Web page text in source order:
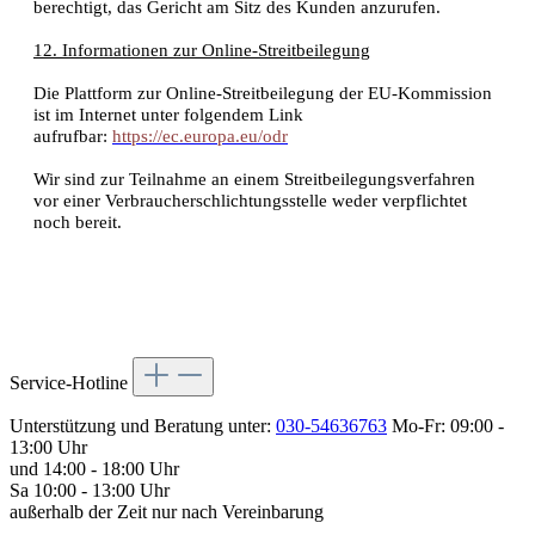
berechtigt, das Gericht am Sitz des Kunden anzurufen.
12. Informationen zur Online-Streitbeilegung
Die Plattform zur Online-Streitbeilegung der EU-Kommission
ist im Internet unter folgendem Link
aufrufbar: https://ec.europa.eu/odr
Wir sind zur Teilnahme an einem Streitbeilegungsverfahren
vor einer Verbraucherschlichtungsstelle weder verpflichtet
noch bereit.
Service-Hotline
Unterstützung und Beratung unter: 030-54636763 Mo-Fr: 09:00 -
13:00 Uhr
und 14:00 - 18:00 Uhr
Sa 10:00 - 13:00 Uhr
außerhalb der Zeit nur nach Vereinbarung